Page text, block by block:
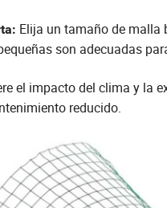
Elija un tamaño de malla
son adecuadas
el impacto del clima y la
reducido.